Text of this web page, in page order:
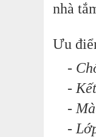
nhà
Ưu
-
- Kết
-
- Lớp